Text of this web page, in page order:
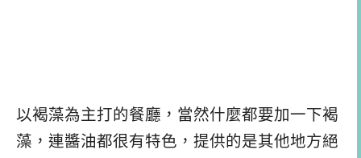
以褐藻為主打的餐廳，當然什麼都要加一下褐
藻，連醬油都很有特色，提供的是其他地方絕